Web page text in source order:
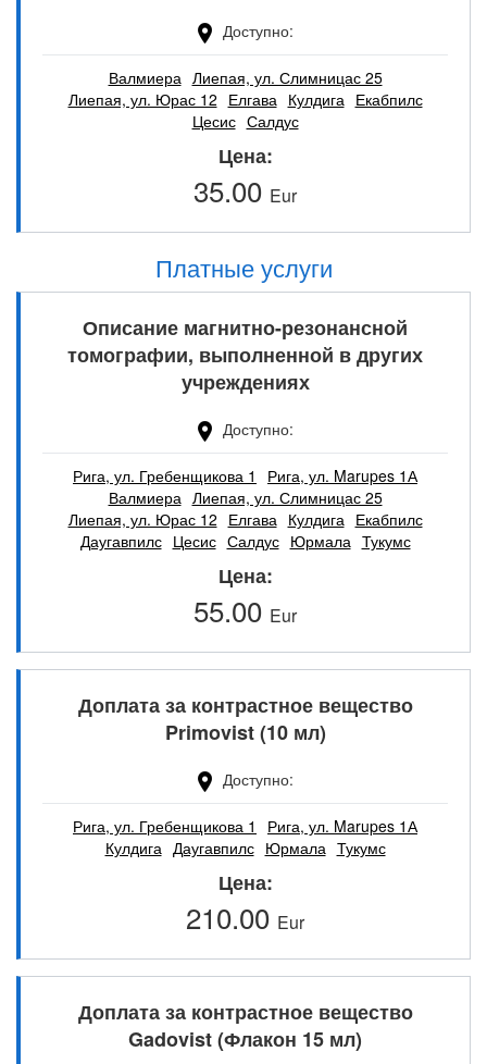
Доступно
Валмиера Лиепая, ул. Слимницас 25
Лиепая, ул. Юрас 12 Елгава Кулдига Екабпилс
Цесис Салдус
Цена
35.00 Eur
Платные услуги
Описание магнитно-резонансной
томографии, выполненной в других
учреждениях
Доступно
Рига, ул. Гребенщикова 1
Рига, ул. Marupes 1А
Валмиера Лиепая, ул. Слимницас 25
Лиепая, ул. Юрас 12 Елгава Кулдига Екабпилс
Даугавпилс Цесис Салдус Юрмала Тукумс
Цена
55.00 Eur
Доплата за контрастное вещество
Primovist (10 мл)
Доступно
Рига, ул. Гребенщикова 1
Рига, ул. Marupes 1А
Кулдига Даугавпилс Юрмала Тукумс
Цена
210.00 Eur
Доплата за контрастное вещество
Gadovist (Флакон 15 мл)